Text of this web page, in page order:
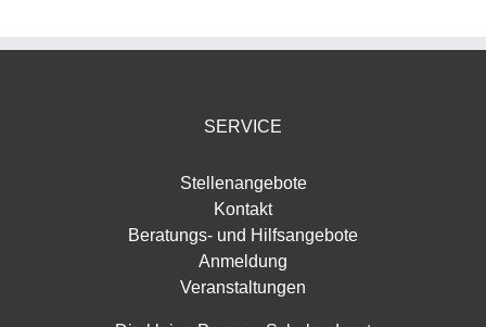
SERVICE
Stellenangebote
Kontakt
Beratungs- und Hilfsangebote
Anmeldung
Veranstaltungen